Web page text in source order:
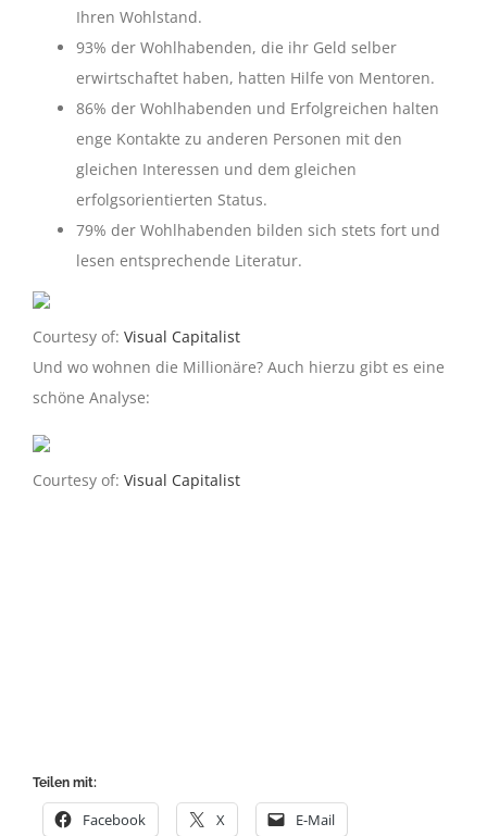
Ihren Wohlstand.
93% der Wohlhabenden, die ihr Geld selber
erwirtschaftet haben, hatten Hilfe von Mentoren.
86% der Wohlhabenden und Erfolgreichen halten
enge Kontakte zu anderen Personen mit den
gleichen Interessen und dem gleichen
erfolgsorientierten Status.
79% der Wohlhabenden bilden sich stets fort und
lesen entsprechende Literatur.
Courtesy of: Visual Capitalist
Und wo wohnen die Millionäre? Auch hierzu gibt es eine
schöne Analyse:
Courtesy of: Visual Capitalist
Teilen mit:
Facebook X E-Mail